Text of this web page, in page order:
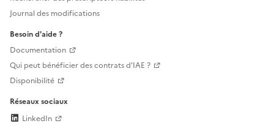
Journal des modifications
Besoin d'aide ?
Documentation
Qui peut bénéficier des contrats d'IAE ?
Disponibilité
Réseaux sociaux
LinkedIn